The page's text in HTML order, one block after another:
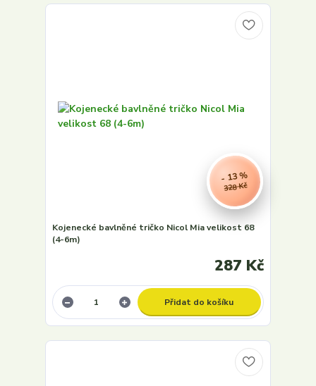
328 Kč
- 13 %
Kojenecké bavlněné tričko Nicol Mia velikost 68
(4-6m)
287 Kč
Přidat do košíku